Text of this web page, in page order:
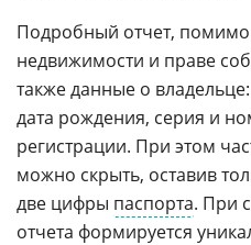
Подробный отчет,
недвижимости и праве
также данные о
дата рождения, серия и
регистрации. При этом
можно скрыть, оставив
две цифры паспорта. При
отчета формируется